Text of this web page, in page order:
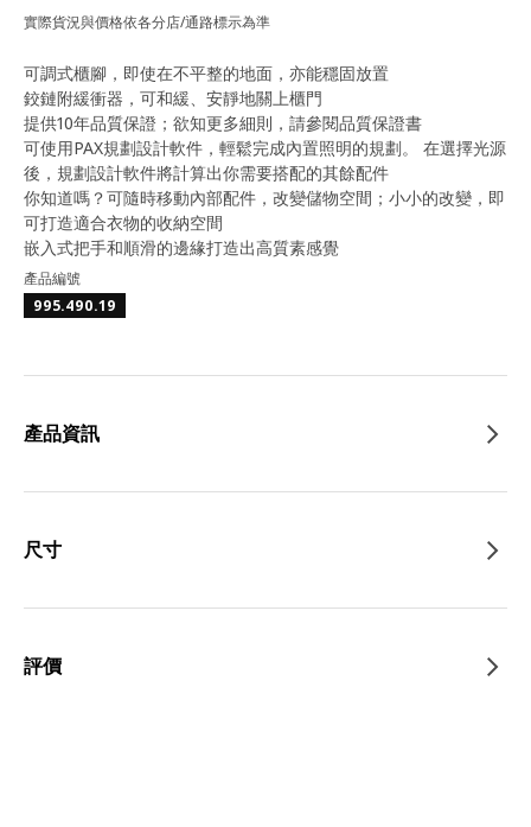
實際貨況與價格依各分店/通路標示為準
可調式櫃腳，即使在不平整的地面，亦能穩固放置
鉸鏈附緩衝器，可和緩、安靜地關上櫃門
提供10年品質保證；欲知更多細則，請參閱品質保證書
可使用PAX規劃設計軟件，輕鬆完成內置照明的規劃。 在選擇光源
後，規劃設計軟件將計算出你需要搭配的其餘配件
你知道嗎？可隨時移動內部配件，改變儲物空間；小小的改變，即
可打造適合衣物的收納空間
嵌入式把手和順滑的邊緣打造出高質素感覺
產品編號
995.490.19
產品資訊
尺寸
評價